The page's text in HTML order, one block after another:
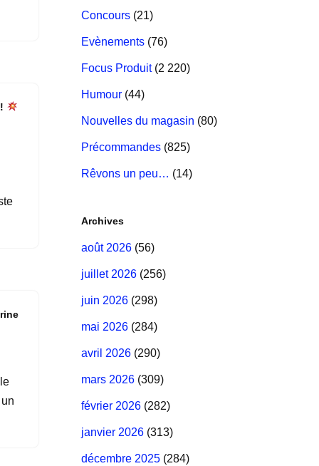
k
k
m
Concours(21)
Evènements(76)
Focus Produit(2 220)
Humour(44)
Nouvelles du magasin (80)
Précommandes(825)
Rêvons un peu… (14)
Archives
août 2026(56)
juillet 2026(256)
juin 2026(298)
mai 2026(284)
avril 2026(290)
mars 2026(309)
février 2026(282)
janvier 2026(313)
décembre 2025(284)